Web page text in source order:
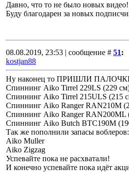
Давно, что то не было новых видео!
Буду благодарен за новых
08.08.2019, 23:53 | сообщение # 51:
kostjan88
Ну наконец то ПРИШЛИ
Спиннинг Aiko Tirrel 229LS (229 см)
Спиннинг Aiko Tirrel 215ULS (215
Спиннинг Aiko Ranger RAN210M
Спиннинг Aiko Ranger RAN200ML
Спиннинг Aiko Butch BTC190M
Так же пополнили запасы воблеров:
Aiko Muller
Aiko Zigzag
Успевайте пока не расхватали!
И конечно успевайте пока идёт